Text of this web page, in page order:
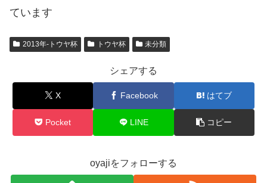
ています
2013年-トウヤ杯 トウヤ杯 未分類
シェアする
X Facebook はてブ
Pocket LINE コピー
oyajiをフォローする